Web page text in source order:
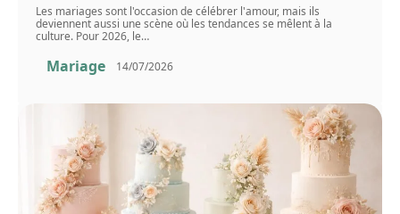
Les mariages sont l'occasion de célébrer l'amour, mais ils
deviennent aussi une scène où les tendances se mêlent à la
culture. Pour 2026, le…
Mariage 14/07/2026